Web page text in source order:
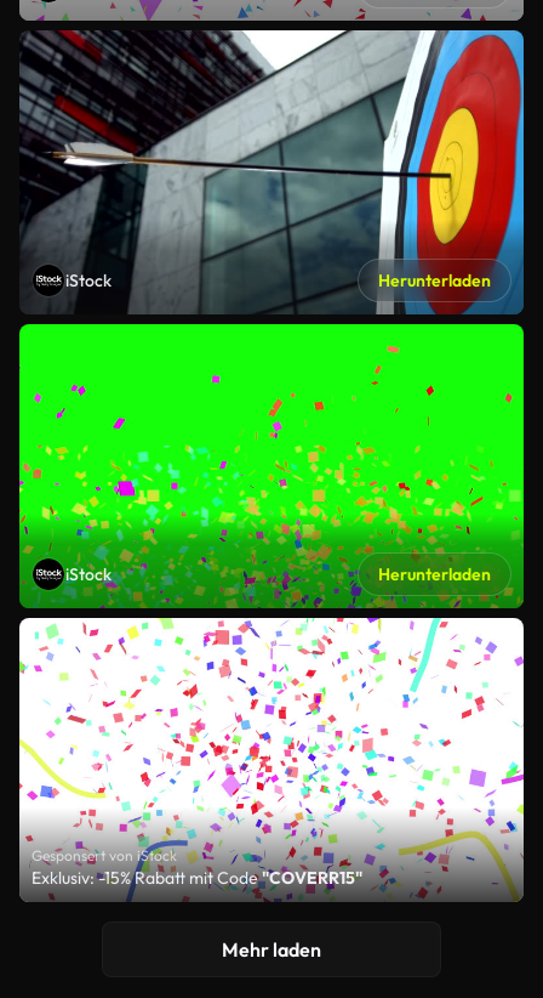
iStock Herunterladen
iStock Herunterladen
Gesponsert von iStock
Exklusiv: -15% Rabatt mit Code"COVERR15"
Mehr laden